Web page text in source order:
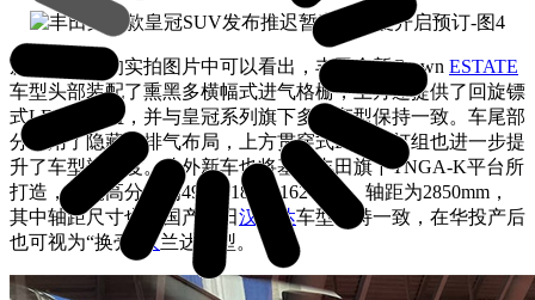
从此前发布的实拍图片中可以看出，丰田全新Crown ESTATE
车型头部装配了熏黑多横幅式进气格栅，上方还提供了回旋镖
式LED头灯组，并与皇冠系列旗下多款车型保持一致。车尾部
分采用了隐藏式排气布局，上方贯穿式LED尾灯组也进一步提
升了车型辨识度。此外新车也将基于丰田旗下TNGA-K平台所
打造，长宽高分别为4930×1880×1620mm，轴距为2850mm，
其中轴距尺寸也与国产丰田汉兰达车型保持一致，在华投产后
也可视为“换壳”
汉兰达车型。